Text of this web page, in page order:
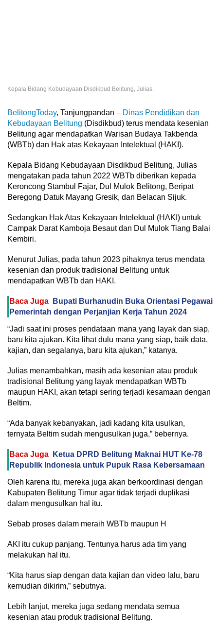
Kepala Bidang Kebudayaan Disdikbud Belitung, Julias.
BelitongToday, Tanjungpandan – Dinas Pendidikan dan
Kebudayaan Belitung (Disdikbud) terus mendata kesenian
Belitung agar mendapatkan Warisan Budaya Takbenda
(WBTb) dan Hak atas Kekayaan Intelektual (HAKI).
Kepala Bidang Kebudayaan Disdikbud Belitung, Julias
mengatakan pada tahun 2022 WBTb diberikan kepada
Keroncong Stambul Fajar, Dul Mulok Belitong, Beripat
Beregong Datuk Mayang Gresik, dan Belacan Sijuk.
Sedangkan Hak Atas Kekayaan Intelektual (HAKI) untuk
Campak Darat Kamboja Besaut dan Dul Mulok Tiang Balai
Kembiri.
Menurut Julias, pada tahun 2023 pihaknya terus mendata
kesenian dan produk tradisional Belitung untuk
mendapatkan WBTb dan HAKI.
Baca Juga
Bupati Burhanudin Buka Orientasi Pegawai
Pemerintah dengan Perjanjian Kerja Tahun 2024
“Jadi saat ini proses pendataan mana yang layak dan siap,
baru kita ajukan. Kita lihat dulu mana yang siap, baik data,
kajian, dan segalanya, baru kita ajukan,” katanya.
Julias menambahkan, masih ada kesenian atau produk
tradisional Belitung yang layak mendapatkan WBTb
maupun HAKI, akan tetapi sering terjadi kesamaan dengan
Beltim.
“Ada banyak kebanyakan, jadi kadang kita usulkan,
ternyata Beltim sudah mengusulkan juga,” bebernya.
Baca Juga
Ketua DPRD Belitung Maknai HUT Ke-78
Republik Indonesia untuk Pupuk Rasa Kebersamaan
Oleh karena itu, mereka juga akan berkoordinasi dengan
Kabupaten Belitung Timur agar tidak terjadi duplikasi
dalam mengusulkan hal itu.
Sebab proses dalam meraih WBTb maupun H
AKI itu cukup panjang. Tentunya harus ada tim yang
melakukan hal itu.
“Kita harus siap dengan data kajian dan video lalu, baru
kemudian dikirim,” sebutnya.
Lebih lanjut, mereka juga sedang mendata semua
kesenian atau produk tradisional Belitung.